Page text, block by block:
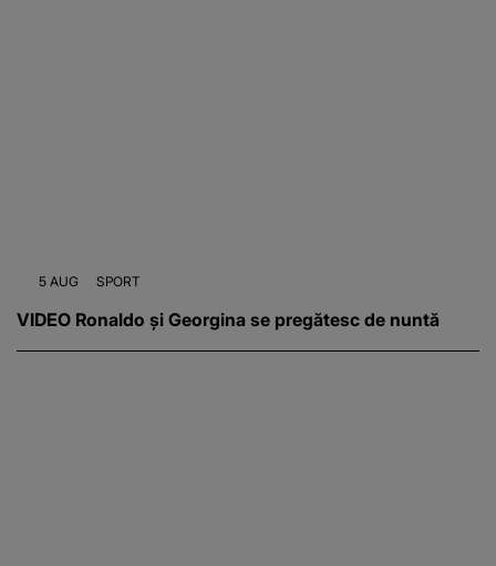
5 AUG SPORT
VIDEO Ronaldo și Georgina se pregătesc de nuntă